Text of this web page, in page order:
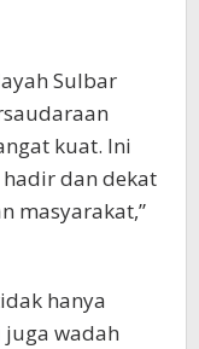
Sulbar
kuat. Ini
dan dekat
masyarakat,”
hanya
wadah